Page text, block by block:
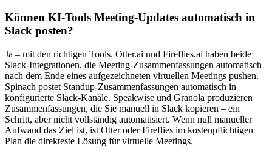
Können KI-Tools Meeting-Updates automatisch in
Slack posten?
Ja – mit den richtigen Tools. Otter.ai und Fireflies.ai haben beide
Slack-Integrationen, die Meeting-Zusammenfassungen automatisch
nach dem Ende eines aufgezeichneten virtuellen Meetings pushen.
Spinach postet Standup-Zusammenfassungen automatisch in
konfigurierte Slack-Kanäle. Speakwise und Granola produzieren
Zusammenfassungen, die Sie manuell in Slack kopieren – ein
Schritt, aber nicht vollständig automatisiert. Wenn null manueller
Aufwand das Ziel ist, ist Otter oder Fireflies im kostenpflichtigen
Plan die direkteste Lösung für virtuelle Meetings.